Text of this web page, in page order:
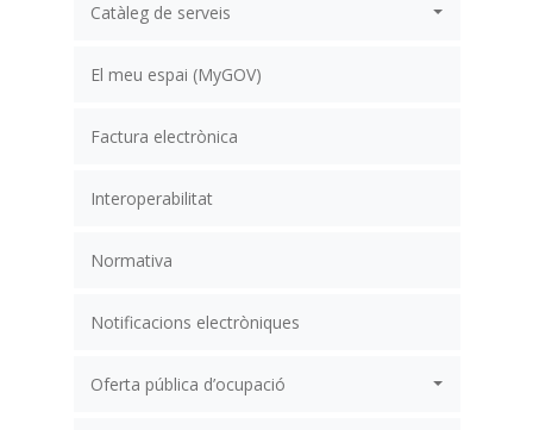
Catàleg de serveis
El meu espai (MyGOV)
Factura electrònica
Interoperabilitat
Normativa
Notificacions electròniques
Oferta pública d’ocupació